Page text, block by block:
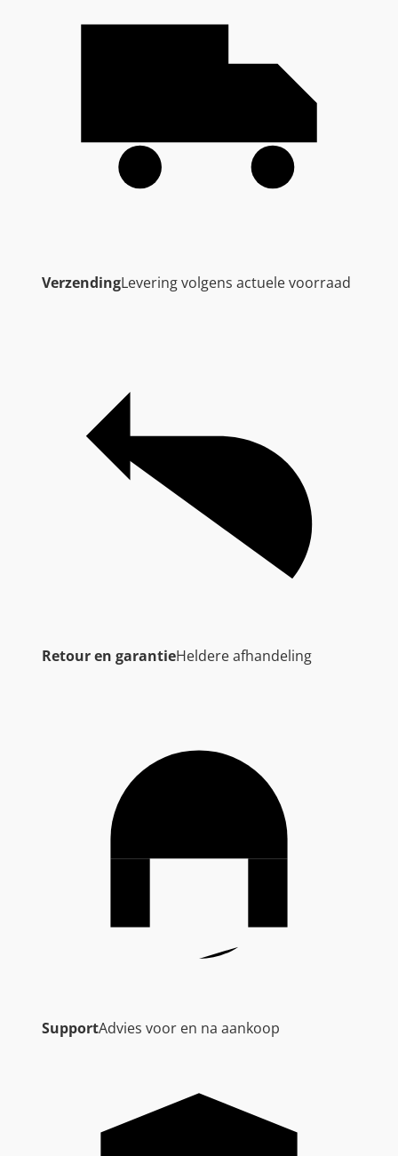
VerzendingLevering volgens actuele voorraad
Retour en garantieHeldere afhandeling
SupportAdvies voor en na aankoop